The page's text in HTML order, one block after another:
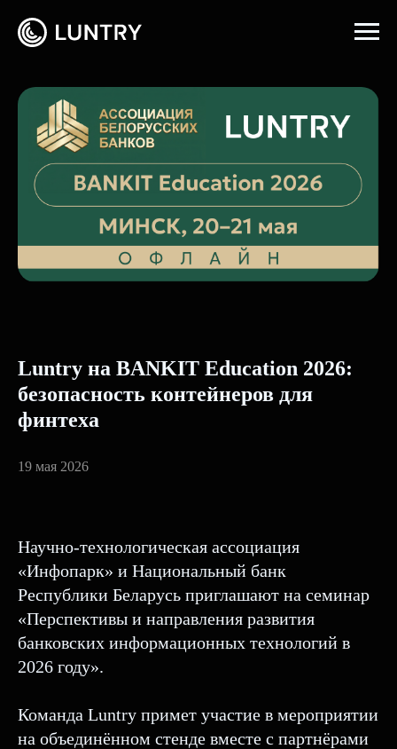
Главная → События
Luntry на ВANKIT Education 2026:
безопасность контейнеров для
финтеха
19 мая 2026
Научно-технологическая ассоциация
«Инфопарк» и Национальный банк
Республики Беларусь приглашают на семинар
«Перспективы и направления развития
банковских информационных технологий в
2026 году».
Команда Luntry примет участие в мероприятии
на объединённом стенде вместе с партнёрами